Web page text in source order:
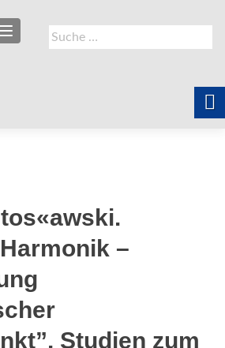
Suche
nach:
SCHALTE NAVIGATION
–
Studien zum